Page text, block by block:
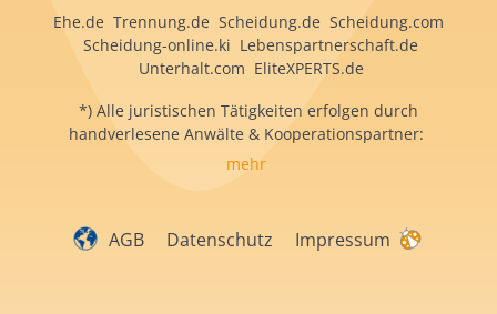
Ehe.de Trennung.de Scheidung.de Scheidung.com
Scheidung-online.ki Lebenspartnerschaft.de
Unterhalt.com EliteXPERTS.de
*) Alle juristischen Tätigkeiten erfolgen durch
handverlesene Anwälte & Kooperationspartner:
mehr
AGB Datenschutz Impressum